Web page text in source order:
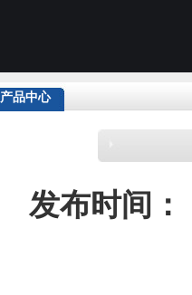
产品中心
发布时间：